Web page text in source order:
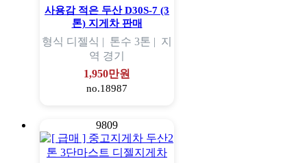
사용감 적은 두산 D30S-7 (3
톤) 지게차 판매
형식 디젤식 | 톤수 3톤 | 지
역 경기
1,950만원
no.18987
9809